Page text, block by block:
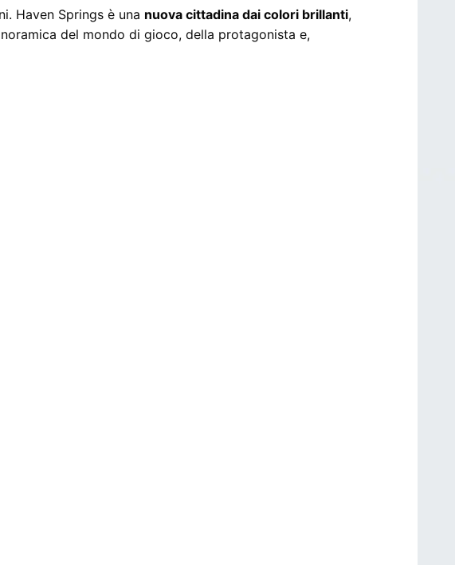
Haven Springs è una nuova cittadina dai colori brillanti,
del mondo di gioco, della protagonista e,